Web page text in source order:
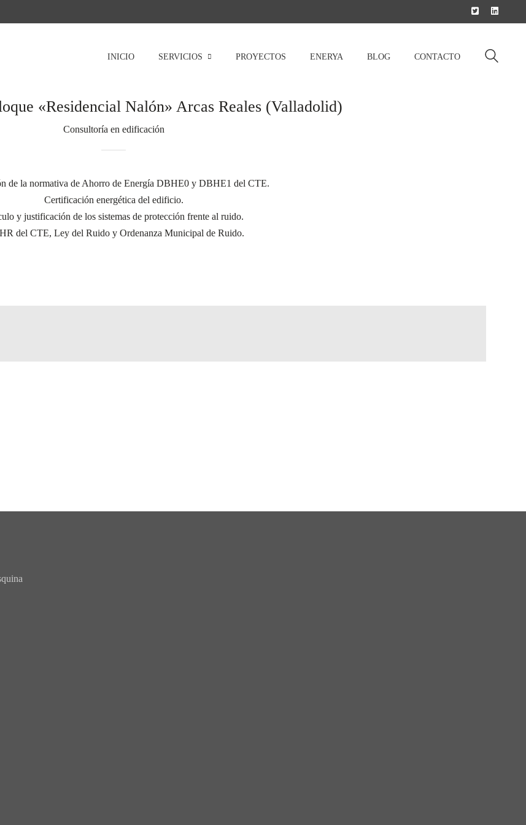
INICIO SERVICIOS PROYECTOS ENERYA BLOG CONTACTO
«Residencial Nalón» Arcas Reales (Valladolid)
Consultoría en edificación
de la normativa de Ahorro de Energía DBHE0 y DBHE1 del CTE.
Certificación energética del edificio.
y justificación de los sistemas de protección frente al ruido.
del CTE, Ley del Ruido y Ordenanza Municipal de Ruido.